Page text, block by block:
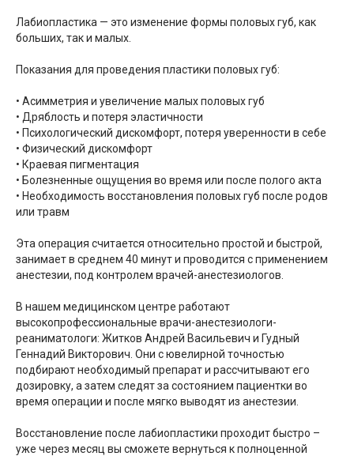
Лабиопластика — это изменение формы половых губ, как
больших, так и малых.
Показания для проведения пластики половых губ:
• Асимметрия и увеличение малых половых губ
• Дряблость и потеря эластичности
• Психологический дискомфорт, потеря уверенности в себе
• Физический дискомфорт
• Краевая пигментация
• Болезненные ощущения во время или после полого акта
• Необходимость восстановления половых губ после родов
или травм
Эта операция считается относительно простой и быстрой,
занимает в среднем 40 минут и проводится с применением
анестезии, под контролем врачей-анестезиологов.
В нашем медицинском центре работают
высокопрофессиональные врачи-анестезиологи-
реаниматологи: Житков Андрей Васильевич и Гудный
Геннадий Викторович. Они с ювелирной точностью
подбирают необходимый препарат и рассчитывают его
дозировку, а затем следят за состоянием пациентки во
время операции и после мягко выводят из анестезии.
Восстановление после лабиопластики проходит быстро –
уже через месяц вы сможете вернуться к полноценной